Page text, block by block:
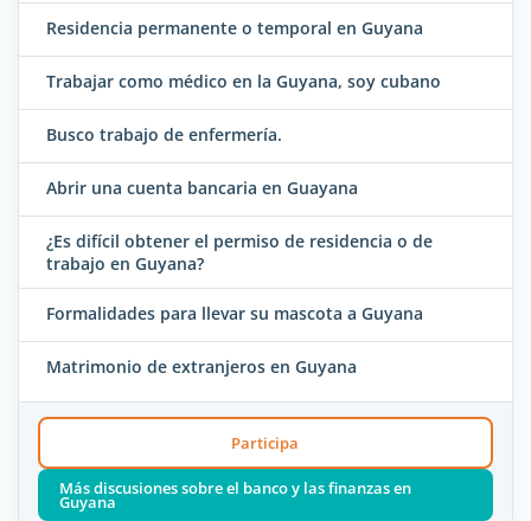
Residencia permanente o temporal en Guyana
Trabajar como médico en la Guyana, soy cubano
Busco trabajo de enfermería.
Abrir una cuenta bancaria en Guayana
¿Es difícil obtener el permiso de residencia o de
trabajo en Guyana?
Formalidades para llevar su mascota a Guyana
Matrimonio de extranjeros en Guyana
Participa
Más discusiones sobre el banco y las finanzas en
Guyana